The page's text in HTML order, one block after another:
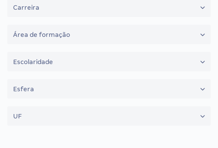
Carreira
Área de formação
Escolaridade
Esfera
UF